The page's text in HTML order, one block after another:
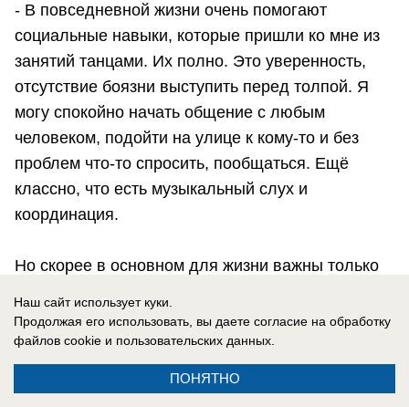
- В повседневной жизни очень помогают
социальные навыки, которые пришли ко мне из
занятий танцами. Их полно. Это уверенность,
отсутствие боязни выступить перед толпой. Я
могу спокойно начать общение с любым
человеком, подойти на улице к кому-то и без
проблем что-то спросить, пообщаться. Ещё
классно, что есть музыкальный слух и
координация.
Но скорее в основном для жизни важны только
очень большая конкуренция, крайне тяжело
чего-то добиться. Ты постоянно переступаешь
через себя, не бросаешь своё дело, учишься
принимать поражения и адекватно относиться к
Наш сайт использует куки.
Продолжая его использовать, вы даете согласие на обработку
файлов cookie и пользовательских данных.
ПОНЯТНО